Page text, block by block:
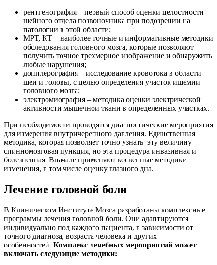
рентгенография ‒ первый способ оценки целостности
шейного отдела позвоночника при подозрении на
патологии в этой области;
МРТ, КТ ‒ наиболее точные и информативные методики
обследования головного мозга, которые позволяют
получить точное трехмерное изображение и обнаружить
любые нарушения;
допплерография ‒ исследование кровотока в области
шеи и головы, с целью определения участок ишемии
головного мозга;
электромиография ‒ методика оценки электрической
активности мышечной ткани в определенных участках.
При необходимости проводятся диагностические мероприятия
для измерения внутричерепного давления. Единственная
методика, которая позволяет точно узнать эту величину ‒
спинномозговая пункция, но эта процедура инвазивная и
болезненная. Вначале применяют косвенные методики
изменения, в том числе оценку глазного дна.
Лечение головной боли
В Клиническом Институте Мозга разработаны комплексные
программы лечения головной боли. Они адаптируются
индивидуально под каждого пациента, в зависимости от
точного диагноза, возраста человека и других
особенностей. Комплекс лечебных мероприятий может
включать следующие методики: